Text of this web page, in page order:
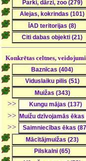
Konkrētas celtnes, veidojumi
>>
>>
>>